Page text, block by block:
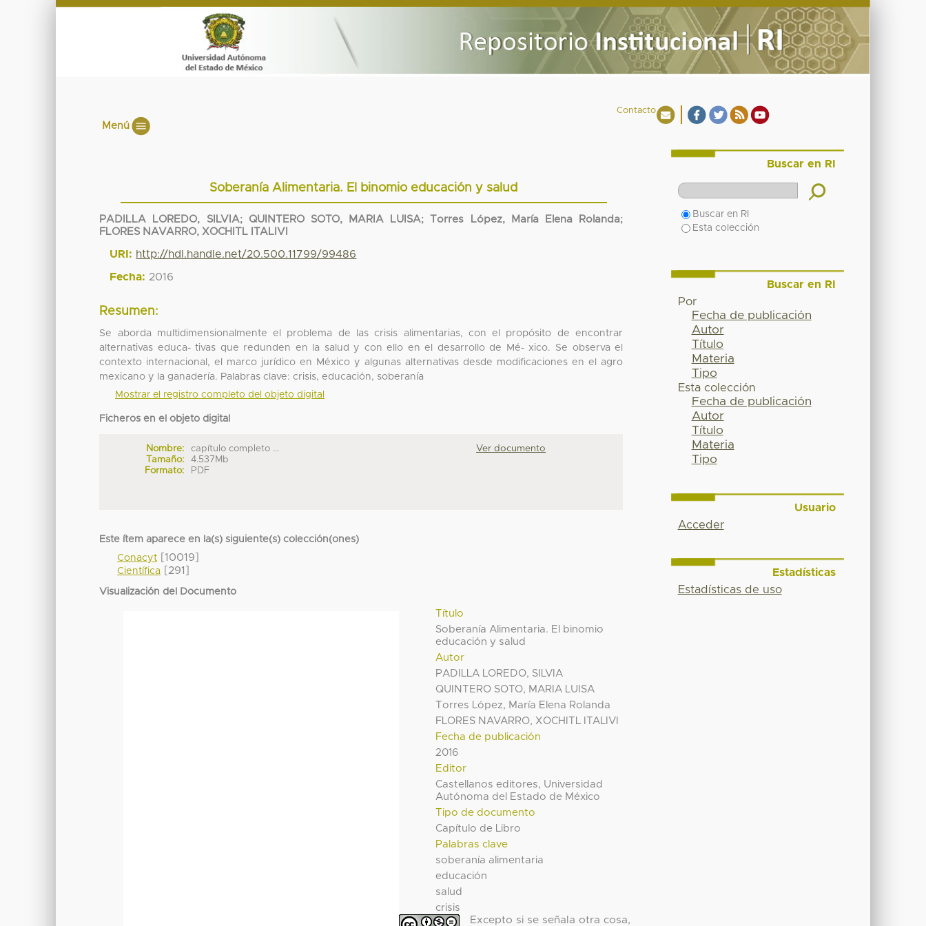
Contacto
Menú
Soberanía Alimentaria. El binomio educación y salud
PADILLA LOREDO, SILVIA; QUINTERO SOTO, MARIA LUISA; Torres López, María Elena Rolanda;
FLORES NAVARRO, XOCHITL ITALIVI
URI: http://hdl.handle.net/20.500.11799/99486
Fecha: 2016
Resumen:
Se aborda multidimensionalmente el problema de las crisis alimentarias, con el propósito de encontrar
alternativas educa- tivas que redunden en la salud y con ello en el desarrollo de Mé- xico. Se observa el
contexto internacional, el marco jurídico en México y algunas alternativas desde modificaciones en el agro
mexicano y la ganadería. Palabras clave: crisis, educación, soberanía
Mostrar el registro completo del objeto digital
Ficheros en el objeto digital
Nombre:
capítulo completo ...
Tamaño:
4.537Mb
Formato:
PDF
Ver documento
Este ítem aparece en la(s) siguiente(s) colección(ones)
Conacyt [10019]
Científica [291]
Visualización del Documento
Título
Soberanía Alimentaria. El binomio
educación y salud
Autor
PADILLA LOREDO, SILVIA
QUINTERO SOTO, MARIA LUISA
Torres López, María Elena Rolanda
FLORES NAVARRO, XOCHITL ITALIVI
Fecha de publicación
2016
Editor
Castellanos editores, Universidad
Autónoma del Estado de México
Tipo de documento
Capítulo de Libro
Palabras clave
soberanía alimentaria
educación
salud
crisis
Excepto si se señala otra cosa,
Buscar en RI
Buscar en RI
Esta colección
Buscar en RI
Por
Fecha de publicación
Autor
Título
Materia
Tipo
Esta colección
Fecha de publicación
Autor
Título
Materia
Tipo
Usuario
Acceder
Estadísticas
Estadísticas de uso